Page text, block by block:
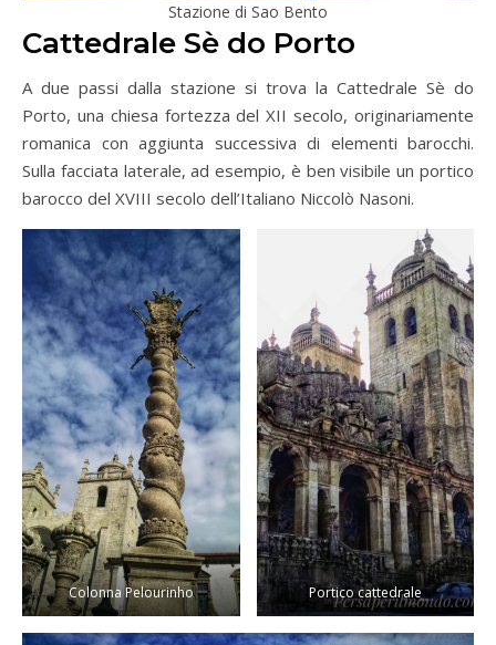
Stazione di Sao Bento
Cattedrale Sè do Porto
A due passi dalla stazione si trova la Cattedrale Sè do
Porto, una chiesa fortezza del XII secolo, originariamente
romanica con aggiunta successiva di elementi barocchi.
Sulla facciata laterale, ad esempio, è ben visibile un portico
barocco del XVIII secolo dell’Italiano Niccolò Nasoni.
Colonna Pelourinho Portico cattedrale